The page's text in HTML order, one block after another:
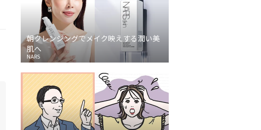
朝クレンジングでメイク映えする潤い美
肌へ
NARS